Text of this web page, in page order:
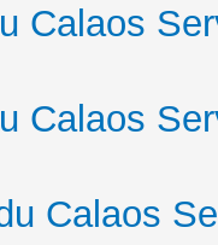
Calaos
Calaos
Calaos